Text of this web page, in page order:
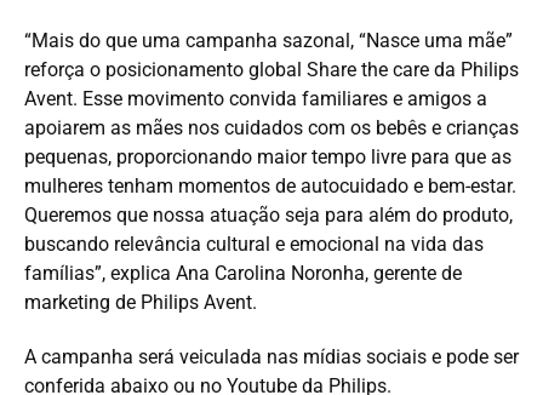
“Mais do que uma campanha sazonal, “Nasce uma mãe”
reforça o posicionamento global Share the care da Philips
Avent. Esse movimento convida familiares e amigos a
apoiarem as mães nos cuidados com os bebês e crianças
pequenas, proporcionando maior tempo livre para que as
mulheres tenham momentos de autocuidado e bem-estar.
Queremos que nossa atuação seja para além do produto,
buscando relevância cultural e emocional na vida das
famílias”, explica Ana Carolina Noronha, gerente de
marketing de Philips Avent.
A campanha será veiculada nas mídias sociais e pode ser
conferida abaixo ou no Youtube da Philips.